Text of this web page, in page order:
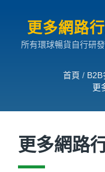
更多網路
銷網
所有環球暢貨自行研
首頁 /
更
更多網路